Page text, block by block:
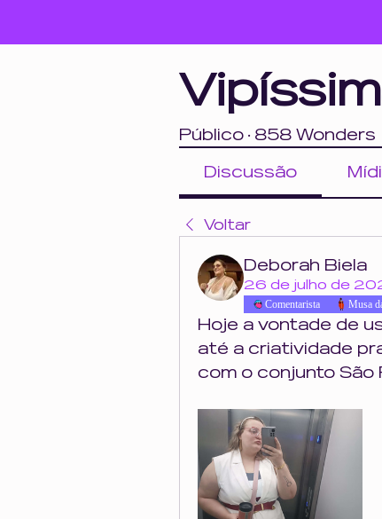
Público · 858 Wonders
Discussão
Voltar
Deborah Biela
26 de julho de
Comentarista Musa
Hoje a vontade de
até a criatividade
com o conjunto São